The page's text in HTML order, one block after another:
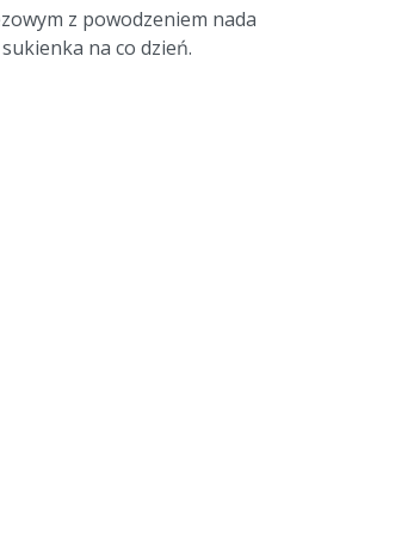
z powodzeniem nada
na co dzień.